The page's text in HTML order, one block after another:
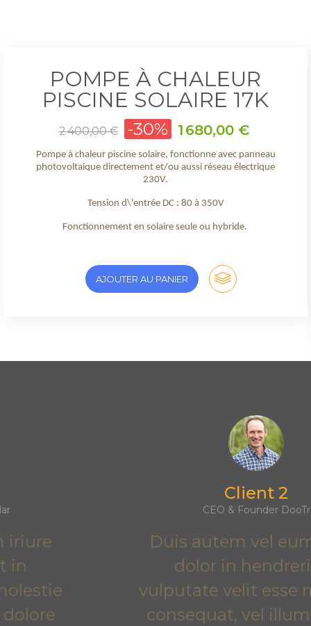
POMPE À CHALEUR
PISCINE SOLAIRE 17K
Prix
de
2 400,00 € -30% Prix
1 680,00 €
Pompe à chaleur piscine solaire, fonctionne avec panneau
photovoltaique directement et/ou aussi réseau électrique
230V.
Tension d\'entrée DC : 80 à 350V
Fonctionnement en solaire seule ou hybride.
AJOUTER AU PANIER
CEO & Founder DooTr
Duis autem vel eum iriure
dolor in hendrerit in
vulputate velit esse molestie
consequat, vel illum dolore